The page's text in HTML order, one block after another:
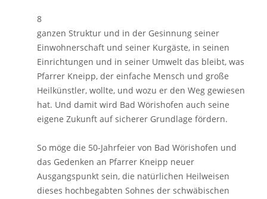
8
ganzen Struktur und in der Gesinnung seiner
Einwohnerschaft und seiner Kurgäste, in seinen
Einrichtungen und in seiner Umwelt das bleibt, was
Pfarrer Kneipp, der einfache Mensch und große
Heilkünstler, wollte, und wozu er den Weg gewiesen
hat. Und damit wird Bad Wörishofen auch seine
eigene Zukunft auf sicherer Grundlage fördern.
So möge die 50-Jahrfeier von Bad Wörishofen und
das Gedenken an Pfarrer Kneipp neuer
Ausgangspunkt sein, die natürlichen Heilweisen
dieses hochbegabten Sohnes der schwäbischen